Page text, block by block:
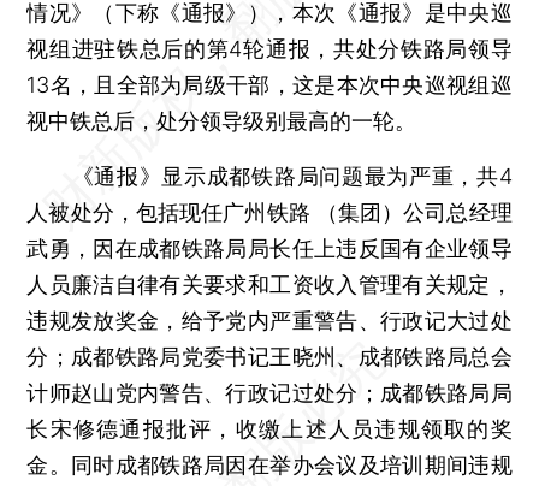
情况》（下称《通报》），本次《通报》是中央巡
视组进驻铁总后的第4轮通报，共处分铁路局领导
13名，且全部为局级干部，这是本次中央巡视组巡
视中铁总后，处分领导级别最高的一轮。
《通报》显示成都铁路局问题最为严重，共4
人被处分，包括现任广州铁路 （集团）公司总经理
武勇，因在成都铁路局局长任上违反国有企业领导
人员廉洁自律有关要求和工资收入管理有关规定，
违规发放奖金，给予党内严重警告、行政记大过处
分；成都铁路局党委书记王晓州、成都铁路局总会
计师赵山党内警告、行政记过处分；成都铁路局局
长宋修德通报批评，收缴上述人员违规领取的奖
金。同时成都铁路局因在举办会议及培训期间违规